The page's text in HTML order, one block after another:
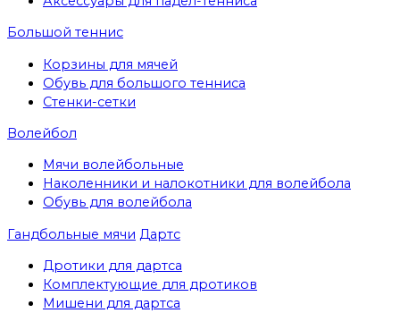
Большой теннис
Корзины для мячей
Обувь для большого тенниса
Стенки-сетки
Волейбол
Мячи волейбольные
Наколенники и налокотники для волейбола
Обувь для волейбола
Гандбольные мячи Дартс
Дротики для дартса
Комплектующие для дротиков
Мишени для дартса